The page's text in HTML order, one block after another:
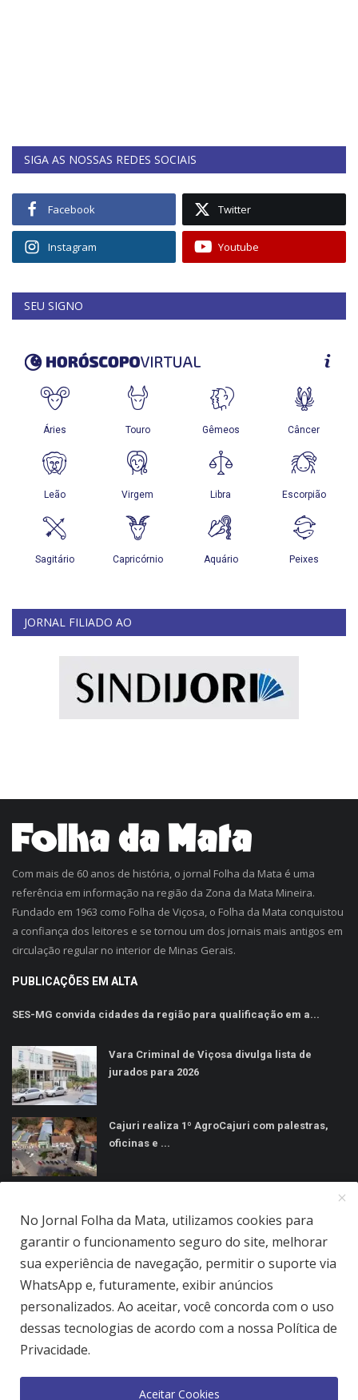
SIGA AS NOSSAS REDES SOCIAIS
Facebook Twitter
Instagram Youtube
SEU SIGNO
JORNAL FILIADO AO
Com mais de 60 anos de história, o jornal Folha da Mata é uma
referência em informação na região da Zona da Mata Mineira.
Fundado em 1963 como Folha de Viçosa, o Folha da Mata conquistou
a confiança dos leitores e se tornou um dos jornais mais antigos em
circulação regular no interior de Minas Gerais.
PUBLICAÇÕES EM ALTA
SES-MG convida cidades da região para qualificação em a...
Vara Criminal de Viçosa divulga lista de
jurados para 2026
Cajuri realiza 1º AgroCajuri com palestras,
oficinas e ...
Jornal Folha da Mata Ltda © 2026 - Todos direitos reservados.
Quem Somos
Política de Privacidade
No Jornal Folha da Mata, utilizamos cookies para
garantir o funcionamento seguro do site, melhorar
sua experiência de navegação, permitir o suporte via
WhatsApp e, futuramente, exibir anúncios
personalizados. Ao aceitar, você concorda com o uso
dessas tecnologias de acordo com a nossa Política de
Privacidade.
Aceitar Cookies